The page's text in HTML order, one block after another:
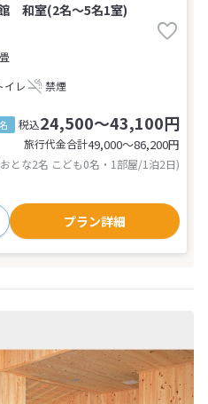
館 和室(2名～5名1室)
イレ 禁煙
税込24,500～43,100円
旅行代金合計49,000〜86,200円
とな2名 こども0名・1部屋/1泊2日)
プラン詳細